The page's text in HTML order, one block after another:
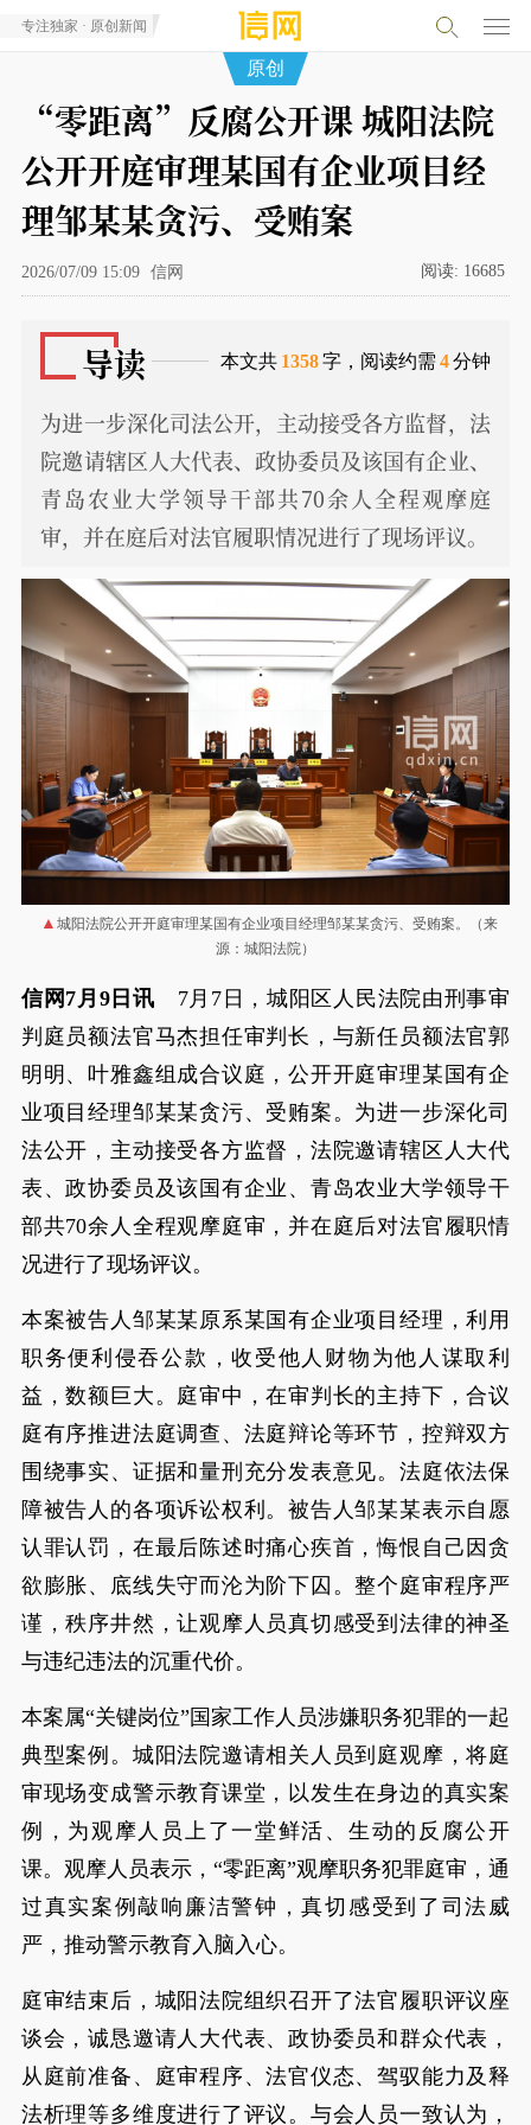
专注独家 · 原创新闻
原创
“零距离”反腐公开课 城阳法院
公开开庭审理某国有企业项目经
理邹某某贪污、受贿案
2026/07/09 15:09 信网 阅读: 16685
导读 本文共 1358字，阅读约需 4分钟
为进一步深化司法公开，主动接受各方监督，法
院邀请辖区人大代表、政协委员及该国有企业、
青岛农业大学领导干部共70余人全程观摩庭
审，并在庭后对法官履职情况进行了现场评议。
城阳法院公开开庭审理某国有企业项目经理邹某某贪污、受贿案。（来
源：城阳法院）
信网7月9日讯 7月7日，城阳区人民法院由刑事审
判庭员额法官马杰担任审判长，与新任员额法官郭
明明、叶雅鑫组成合议庭，公开开庭审理某国有企
业项目经理邹某某贪污、受贿案。为进一步深化司
法公开，主动接受各方监督，法院邀请辖区人大代
表、政协委员及该国有企业、青岛农业大学领导干
部共70余人全程观摩庭审，并在庭后对法官履职情
况进行了现场评议。
本案被告人邹某某原系某国有企业项目经理，利用
职务便利侵吞公款，收受他人财物为他人谋取利
益，数额巨大。庭审中，在审判长的主持下，合议
庭有序推进法庭调查、法庭辩论等环节，控辩双方
围绕事实、证据和量刑充分发表意见。法庭依法保
障被告人的各项诉讼权利。被告人邹某某表示自愿
认罪认罚，在最后陈述时痛心疾首，悔恨自己因贪
欲膨胀、底线失守而沦为阶下囚。整个庭审程序严
谨，秩序井然，让观摩人员真切感受到法律的神圣
与违纪违法的沉重代价。
本案属“关键岗位”国家工作人员涉嫌职务犯罪的一起
典型案例。城阳法院邀请相关人员到庭观摩，将庭
审现场变成警示教育课堂，以发生在身边的真实案
例，为观摩人员上了一堂鲜活、生动的反腐公开
课。观摩人员表示，“零距离”观摩职务犯罪庭审，通
过真实案例敲响廉洁警钟，真切感受到了司法威
严，推动警示教育入脑入心。
庭审结束后，城阳法院组织召开了法官履职评议座
谈会，诚恳邀请人大代表、政协委员和群众代表，
从庭前准备、庭审程序、法官仪态、驾驭能力及释
法析理等多维度进行了评议。与会人员一致认为，